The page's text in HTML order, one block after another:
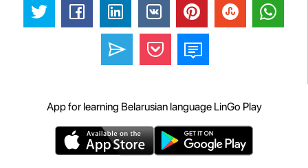
App for learning Belarusian language LinGo Play